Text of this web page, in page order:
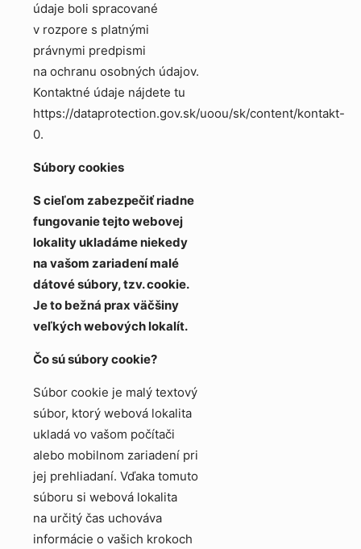
údaje boli spracované
v rozpore s platnými
právnymi predpismi
na ochranu osobných údajov.
Kontaktné údaje nájdete tu
https://dataprotection.gov.sk/uoou/sk/content/kontakt-
0.
Súbory cookies
S cieľom zabezpečiť riadne
fungovanie tejto webovej
lokality ukladáme niekedy
na vašom zariadení malé
dátové súbory, tzv. cookie.
Je to bežná prax väčšiny
veľkých webových lokalít.
Čo sú súbory cookie?
Súbor cookie je malý textový
súbor, ktorý webová lokalita
ukladá vo vašom počítači
alebo mobilnom zariadení pri
jej prehliadaní. Vďaka tomuto
súboru si webová lokalita
na určitý čas uchováva
informácie o vašich krokoch